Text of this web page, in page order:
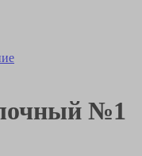
№1